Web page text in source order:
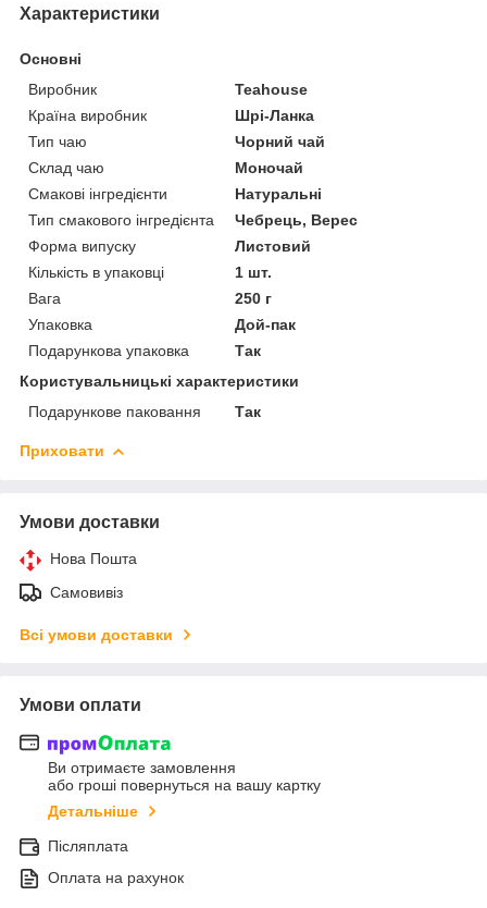
Характеристики
Основні
Виробник
Teahouse
Країна виробник
Шрі-Ланка
Тип чаю
Чорний чай
Склад чаю
Моночай
Смакові інгредієнти
Натуральні
Тип смакового інгредієнта
Чебрець, Верес
Форма випуску
Листовий
Кількість в упаковці
1 шт.
Вага
250 г
Упаковка
Дой-пак
Подарункова упаковка
Так
Користувальницькі характеристики
Подарункове паковання
Так
Приховати
Умови доставки
Нова Пошта
Самовивіз
Всі умови доставки
Умови оплати
Ви отримаєте замовлення
або гроші повернуться на вашу картку
Детальніше
Післяплата
Оплата на рахунок